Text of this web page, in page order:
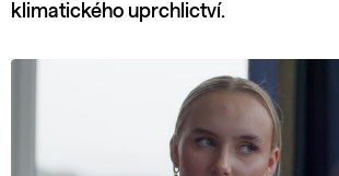
klimatického uprchlictví.